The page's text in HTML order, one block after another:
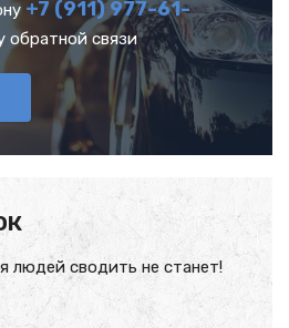
+7 (911) 977-61-
обратной связи
людей сводить не станет!